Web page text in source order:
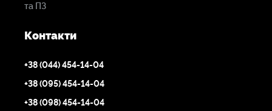
та ПЗ
Контакти
+38 (044) 454-14-04
+38 (095) 454-14-04
+38 (098) 454-14-04